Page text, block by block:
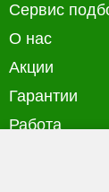
Сервис
О нас
Акции
Гарантии
Работа